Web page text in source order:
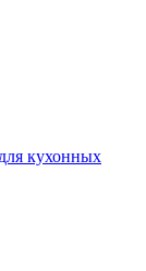
кухонных